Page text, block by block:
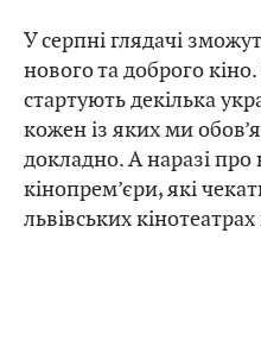
У серпні глядачі
нового та доброго
стартують декілька
кожен із яких ми
докладно. А наразі про
кінопрем’єри, які
львівських